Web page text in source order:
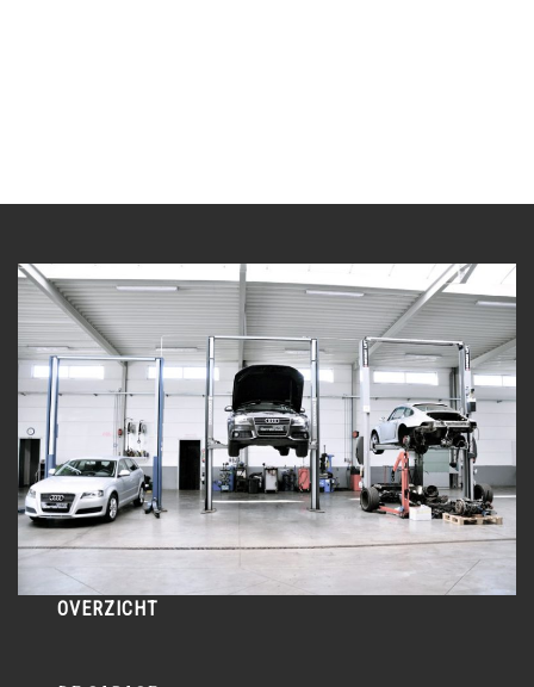
OVERZICHT